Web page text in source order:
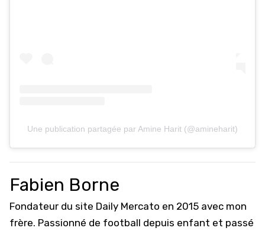
Une publication partagée par Amine Harit (@amineharit)
Fabien Borne
Fondateur du site Daily Mercato en 2015 avec mon
frère. Passionné de football depuis enfant et passé